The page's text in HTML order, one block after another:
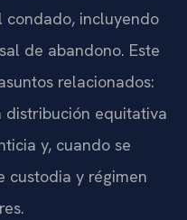
condado, incluyendo
de abandono. Este
relacionados:
distribución equitativa
y, cuando se
custodia y régimen